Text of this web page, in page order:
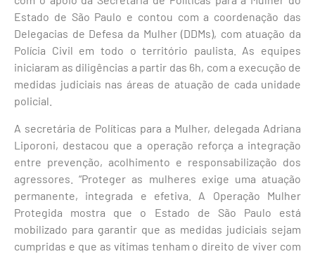
Estado de São Paulo e contou com a coordenação das
Delegacias de Defesa da Mulher (DDMs), com atuação da
Polícia Civil em todo o território paulista. As equipes
iniciaram as diligências a partir das 6h, com a execução de
medidas judiciais nas áreas de atuação de cada unidade
policial.
A secretária de Políticas para a Mulher, delegada Adriana
Liporoni, destacou que a operação reforça a integração
entre prevenção, acolhimento e responsabilização dos
agressores. “Proteger as mulheres exige uma atuação
permanente, integrada e efetiva. A Operação Mulher
Protegida mostra que o Estado de São Paulo está
mobilizado para garantir que as medidas judiciais sejam
cumpridas e que as vítimas tenham o direito de viver com